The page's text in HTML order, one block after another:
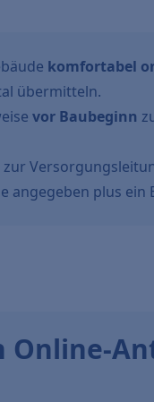
komfortabel
übermitteln.
vor Baubeginn
angegeben plus ein
Online-